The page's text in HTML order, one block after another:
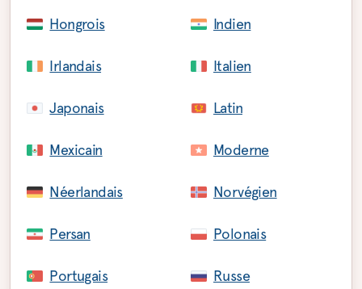
Hongrois Indien
Irlandais Italien
Japonais Latin
Mexicain Moderne
Néerlandais Norvégien
Persan Polonais
Portugais Russe